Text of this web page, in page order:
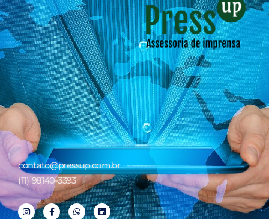
contato@pressup.com.br
(11) 98140-3393